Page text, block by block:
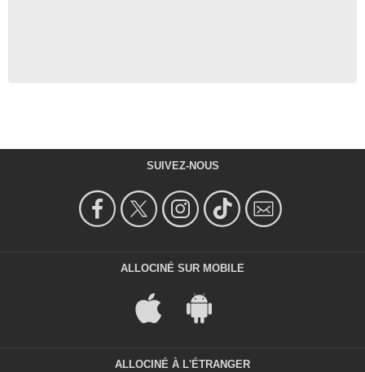
SUIVEZ-NOUS
ALLOCINÉ SUR MOBILE
ALLOCINÉ À L'ÉTRANGER